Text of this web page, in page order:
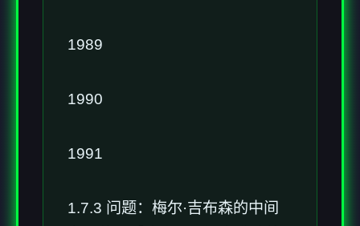
1989
1990
1991
1.7.3 问题：梅尔·吉布森的中间